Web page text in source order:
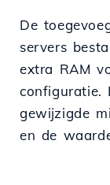
De
servers
extra RAM
configuratie.
gewijzigde
en de